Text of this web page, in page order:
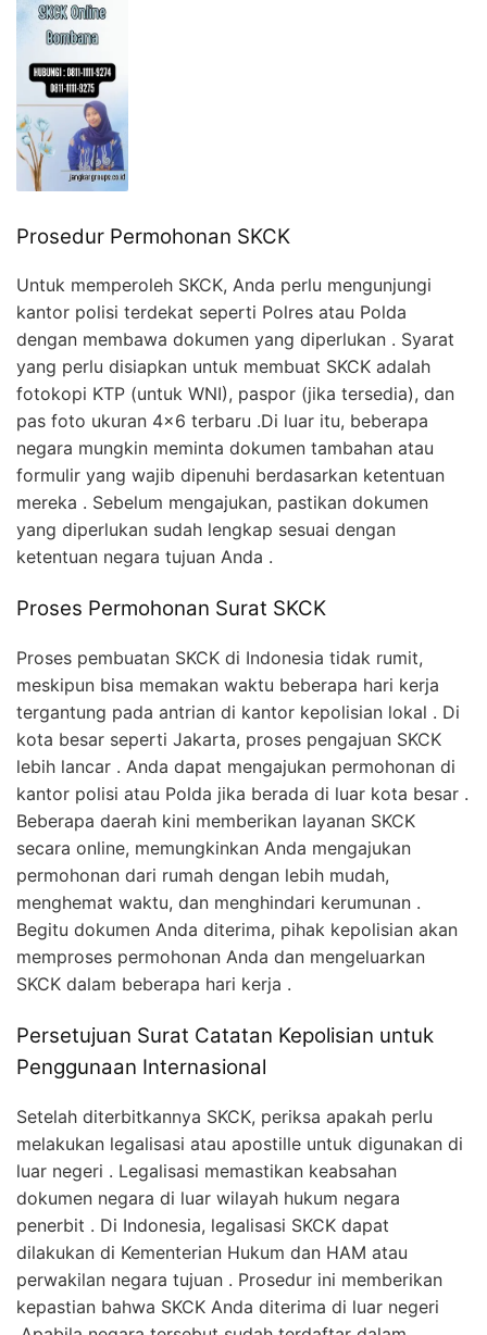
Prosedur Permohonan SKCK
Untuk memperoleh SKCK, Anda perlu mengunjungi
kantor polisi terdekat seperti Polres atau Polda
dengan membawa dokumen yang diperlukan . Syarat
yang perlu disiapkan untuk membuat SKCK adalah
fotokopi KTP (untuk WNI), paspor (jika tersedia), dan
pas foto ukuran 4×6 terbaru .Di luar itu, beberapa
negara mungkin meminta dokumen tambahan atau
formulir yang wajib dipenuhi berdasarkan ketentuan
mereka . Sebelum mengajukan, pastikan dokumen
yang diperlukan sudah lengkap sesuai dengan
ketentuan negara tujuan Anda .
Proses Permohonan Surat SKCK
Proses pembuatan SKCK di Indonesia tidak rumit,
meskipun bisa memakan waktu beberapa hari kerja
tergantung pada antrian di kantor kepolisian lokal . Di
kota besar seperti Jakarta, proses pengajuan SKCK
lebih lancar . Anda dapat mengajukan permohonan di
kantor polisi atau Polda jika berada di luar kota besar .
Beberapa daerah kini memberikan layanan SKCK
secara online, memungkinkan Anda mengajukan
permohonan dari rumah dengan lebih mudah,
menghemat waktu, dan menghindari kerumunan .
Begitu dokumen Anda diterima, pihak kepolisian akan
memproses permohonan Anda dan mengeluarkan
SKCK dalam beberapa hari kerja .
Persetujuan Surat Catatan Kepolisian untuk
Penggunaan Internasional
Setelah diterbitkannya SKCK, periksa apakah perlu
melakukan legalisasi atau apostille untuk digunakan di
luar negeri . Legalisasi memastikan keabsahan
dokumen negara di luar wilayah hukum negara
penerbit . Di Indonesia, legalisasi SKCK dapat
dilakukan di Kementerian Hukum dan HAM atau
perwakilan negara tujuan . Prosedur ini memberikan
kepastian bahwa SKCK Anda diterima di luar negeri